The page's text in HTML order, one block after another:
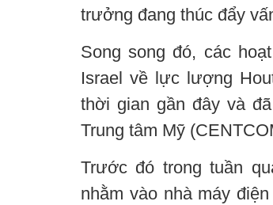
trưởng đang thúc đẩy
Song song đó, các
Israel về lực lượng
thời gian gần đây và
Trung tâm Mỹ
Trước đó trong tuần
nhằm vào nhà máy